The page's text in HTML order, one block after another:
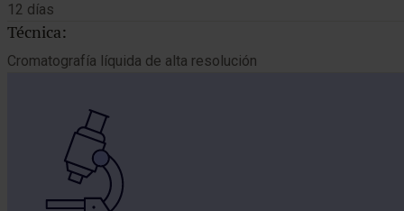
12 días
Técnica:
Cromatografía líquida de alta resolución